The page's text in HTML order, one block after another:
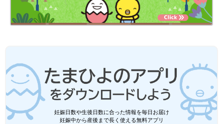
妊娠日数や生後日数に合った情報を毎日お届け
妊娠中から産後まで長く使える無料アプリ